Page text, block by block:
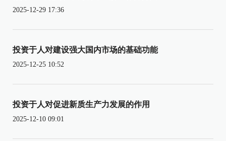
2025-12-29 17:36
投资于人对建设强大国内市场的基础功能
2025-12-25 10:52
投资于人对促进新质生产力发展的作用
2025-12-10 09:01